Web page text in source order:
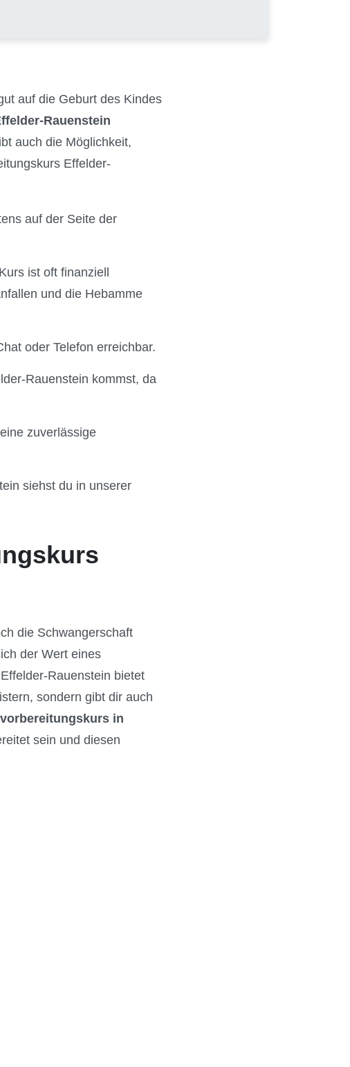
auf die Geburt des Kindes
Rauenstein
auch die Möglichkeit,
Effelder-
auf der Seite der
ist oft finanziell
und die Hebamme
oder Telefon erreichbar.
Rauenstein kommst, da
zuverlässige
siehst du in unserer
die Schwangerschaft
der Wert eines
Rauenstein bietet
sondern gibt dir auch
in
sein und diesen